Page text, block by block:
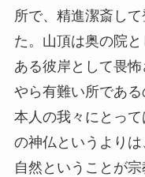
所で、精進潔斎し
た。山頂は奥の院
ある彼岸として畏
やら有難い所であ
本人の我々にとっ
の神仏というより
自然ということが